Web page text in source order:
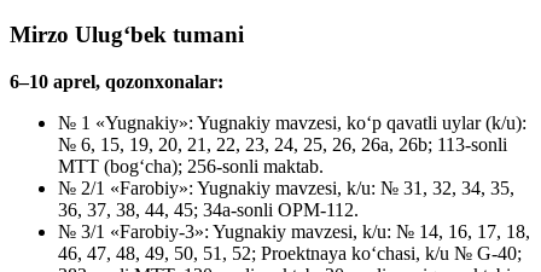
Mirzo Ulug‘bek tumani
6–10 aprel, qozonxonalar:
№ 1 «Yugnakiy»: Yugnakiy mavzesi, ko‘p qavatli uylar (k/u):
№ 6, 15, 19, 20, 21, 22, 23, 24, 25, 26, 26a, 26b; 113-sonli
MTT (bog‘cha); 256-sonli maktab.
№ 2/1 «Farobiy»: Yugnakiy mavzesi, k/u: № 31, 32, 34, 35,
36, 37, 38, 44, 45; 34a-sonli OPM-112.
№ 3/1 «Farobiy-3»: Yugnakiy mavzesi, k/u: № 14, 16, 17, 18,
46, 47, 48, 49, 50, 51, 52; Proektnaya ko‘chasi, k/u № G-40;